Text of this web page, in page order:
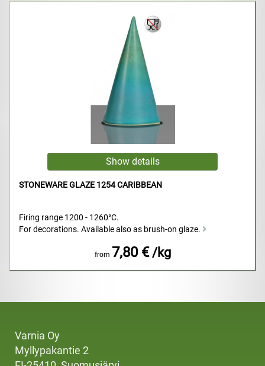
STONEWARE GLAZE 1254 CARIBBEAN
Firing range 1200 - 1260°C.
For decorations. Available also as brush-on glaze.
from 7,80 € /kg
Varnia Oy
Myllypakantie 2